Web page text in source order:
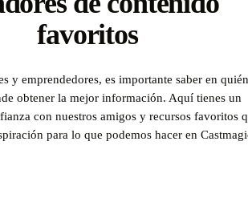
de nosotros
favoritos
y emprendedores, es importante saber en quién
obtener la mejor información. Aquí tienes un
con nuestros amigos y recursos favoritos
para lo que podemos hacer en